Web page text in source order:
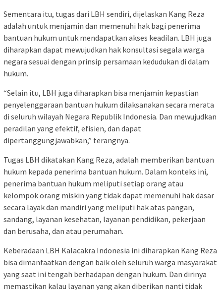
Sementara itu, tugas dari LBH sendiri, dijelaskan Kang Reza
adalah untuk menjamin dan memenuhi hak bagi penerima
bantuan hukum untuk mendapatkan akses keadilan. LBH juga
diharapkan dapat mewujudkan hak konsultasi segala warga
negara sesuai dengan prinsip persamaan kedudukan di dalam
hukum.
“Selain itu, LBH juga diharapkan bisa menjamin kepastian
penyelenggaraan bantuan hukum dilaksanakan secara merata
di seluruh wilayah Negara Republik Indonesia. Dan mewujudkan
peradilan yang efektif, efisien, dan dapat
dipertanggungjawabkan,” terangnya.
Tugas LBH dikatakan Kang Reza, adalah memberikan bantuan
hukum kepada penerima bantuan hukum. Dalam konteks ini,
penerima bantuan hukum meliputi setiap orang atau
kelompok orang miskin yang tidak dapat memenuhi hak dasar
secara layak dan mandiri yang meliputi hak atas pangan,
sandang, layanan kesehatan, layanan pendidikan, pekerjaan
dan berusaha, dan atau perumahan.
Keberadaan LBH Kalacakra Indonesia ini diharapkan Kang Reza
bisa dimanfaatkan dengan baik oleh seluruh warga masyarakat
yang saat ini tengah berhadapan dengan hukum. Dan dirinya
memastikan kalau layanan yang akan diberikan nanti tidak